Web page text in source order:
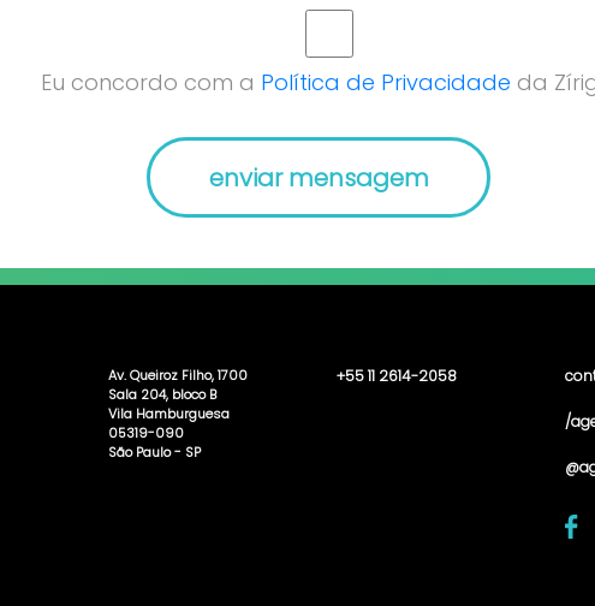
Eu concordo com a Política de Privacidade da
Av. Queiroz Filho, 1700
Sala 204, bloco B
Vila Hamburguesa
05319-090
São Paulo - SP
+55 11 2614-2058
/